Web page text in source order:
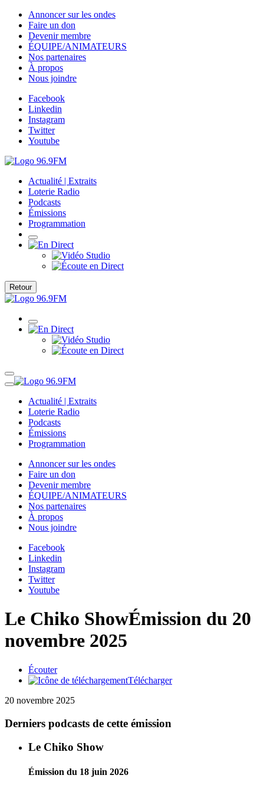
Annoncer sur les ondes
Faire un don
Devenir membre
ÉQUIPE/ANIMATEURS
Nos partenaires
À propos
Nous joindre
Facebook
Linkedin
Instagram
Twitter
Youtube
Actualité | Extraits
Loterie Radio
Podcasts
Émissions
Programmation
Retour
Actualité | Extraits
Loterie Radio
Podcasts
Émissions
Programmation
Annoncer sur les ondes
Faire un don
Devenir membre
ÉQUIPE/ANIMATEURS
Nos partenaires
À propos
Nous joindre
Facebook
Linkedin
Instagram
Twitter
Youtube
Le Chiko ShowÉmission du 20
novembre 2025
Écouter
Télécharger
20 novembre 2025
Derniers podcasts de cette émission
Le Chiko Show
Émission du 18 juin 2026